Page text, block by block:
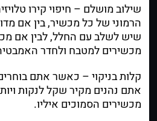
שילוב מושלם – חיפוי קירו
הרמוני של כל מכשיר, בין אם
שיש לשלב עם החלל, לבין אם
מכשירים למטבח ולחדר
קלות בניקוי– כאשר אתם בוחרים
אתם נהנים מקיר שקל לנקות
מכשירים הסמוכים איליו.